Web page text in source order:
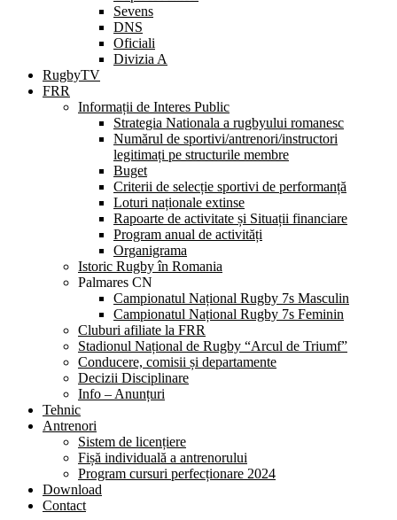
Sevens
DNS
Oficiali
Divizia A
RugbyTV
FRR
Informații de Interes Public
Strategia Nationala a rugbyului romanesc
Numărul de sportivi/antrenori/instructori
legitimați pe structurile membre
Buget
Criterii de selecție sportivi de performanță
Loturi naționale extinse
Rapoarte de activitate și Situații financiare
Program anual de activități
Organigrama
Istoric Rugby în Romania
Palmares CN
Campionatul Național Rugby 7s Masculin
Campionatul Național Rugby 7s Feminin
Cluburi afiliate la FRR
Stadionul Național de Rugby “Arcul de Triumf”
Conducere, comisii și departamente
Decizii Disciplinare
Info – Anunțuri
Tehnic
Antrenori
Sistem de licențiere
Fișă individuală a antrenorului
Program cursuri perfecționare 2024
Download
Contact